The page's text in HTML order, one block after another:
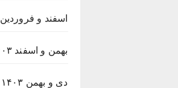
اسفند و فروردین ۱۴۰۳
بهمن و اسفند ۱۴۰۳
دی و بهمن ۱۴۰۳